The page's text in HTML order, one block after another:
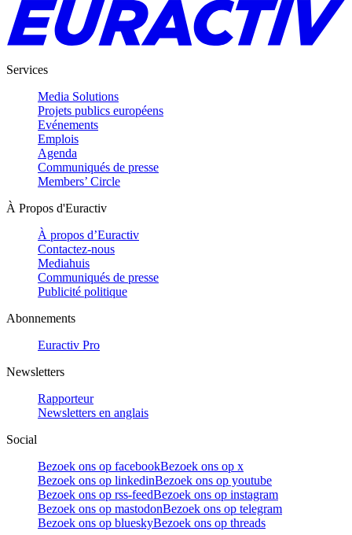
Services
Media Solutions
Projets publics européens
Evénements
Emplois
Agenda
Communiqués de presse
Members’ Circle
À Propos d'Euractiv
À propos d’Euractiv
Contactez-nous
Mediahuis
Communiqués de presse
Publicité politique
Abonnements
Euractiv Pro
Newsletters
Rapporteur
Newsletters en anglais
Social
Bezoek ons op facebookBezoek ons op x
Bezoek ons op linkedinBezoek ons op youtube
Bezoek ons op rss-feedBezoek ons op instagram
Bezoek ons op mastodonBezoek ons op telegram
Bezoek ons op blueskyBezoek ons op threads